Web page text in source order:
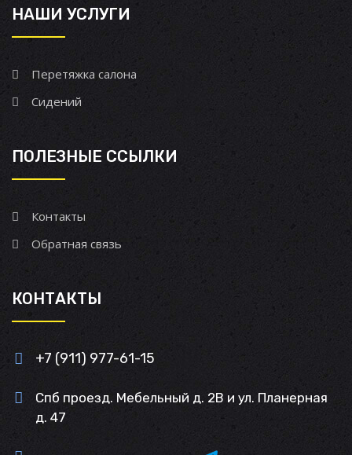
НАШИ УСЛУГИ
Перетяжка салона
Сидений
ПОЛЕЗНЫЕ ССЫЛКИ
Контакты
Обратная связь
КОНТАКТЫ
+7 (911) 977-61-15
Спб проезд. Мебельный д. 2В и ул. Планерная
д. 47